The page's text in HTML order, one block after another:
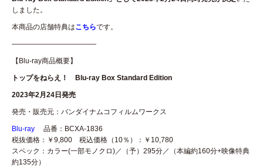
しました。
本商品の店舗特典はこちらです。
————————————
【Blu-ray商品概要】
トップをねらえ！ Blu-ray Box Standard Edition
2023年2月24日発売
発売・販売元：バンダイナムコフィルムワークス
Blu-ray
品番：BCXA-1836
税抜価格：￥9,800 税込価格（10％）：￥10,780
スペック：カラー(一部モノクロ)／（予）295分／（本編約160分+映像特典
約135分）